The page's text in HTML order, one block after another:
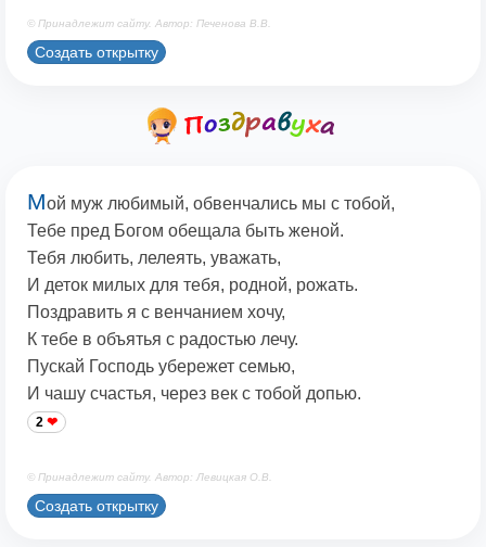
© Принадлежит сайту. Автор: Печенова В.В.
Создать открытку
Мой муж любимый, обвенчались мы с тобой,
Тебе пред Богом обещала быть женой.
Тебя любить, лелеять, уважать,
И деток милых для тебя, родной, рожать.
Поздравить я с венчанием хочу,
К тебе в объятья с радостью лечу.
Пускай Господь убережет семью,
И чашу счастья, через век с тобой допью.
2
© Принадлежит сайту. Автор: Левицкая О.В.
Создать открытку